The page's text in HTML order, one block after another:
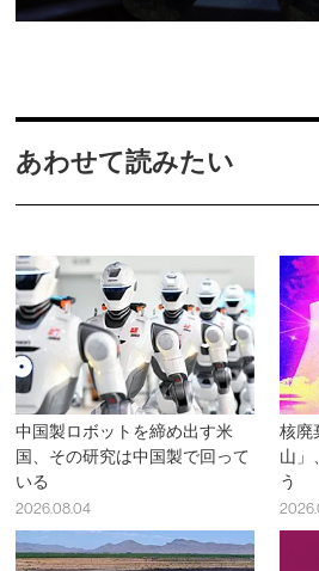
あわせて読みたい
中国製ロボットを締め出す米
国、その研究は中国製で回って
いる
2026.08.04
核廃
山」
う